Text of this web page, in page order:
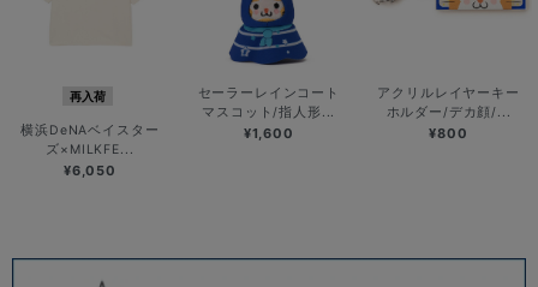
再入荷
横浜DeNAベイスター
ズ×MILKFE...
¥6,050
セーラーレインコート
マスコット/指人形...
¥1,600
アクリルレイヤーキー
ホルダー/デカ顔/...
¥800